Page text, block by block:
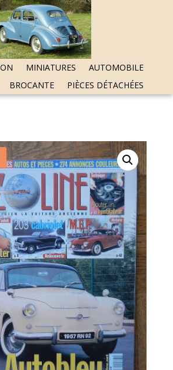
MINIATURES
AUTOMOBILE
BROCANTE PIÈCES DÉTACHÉES